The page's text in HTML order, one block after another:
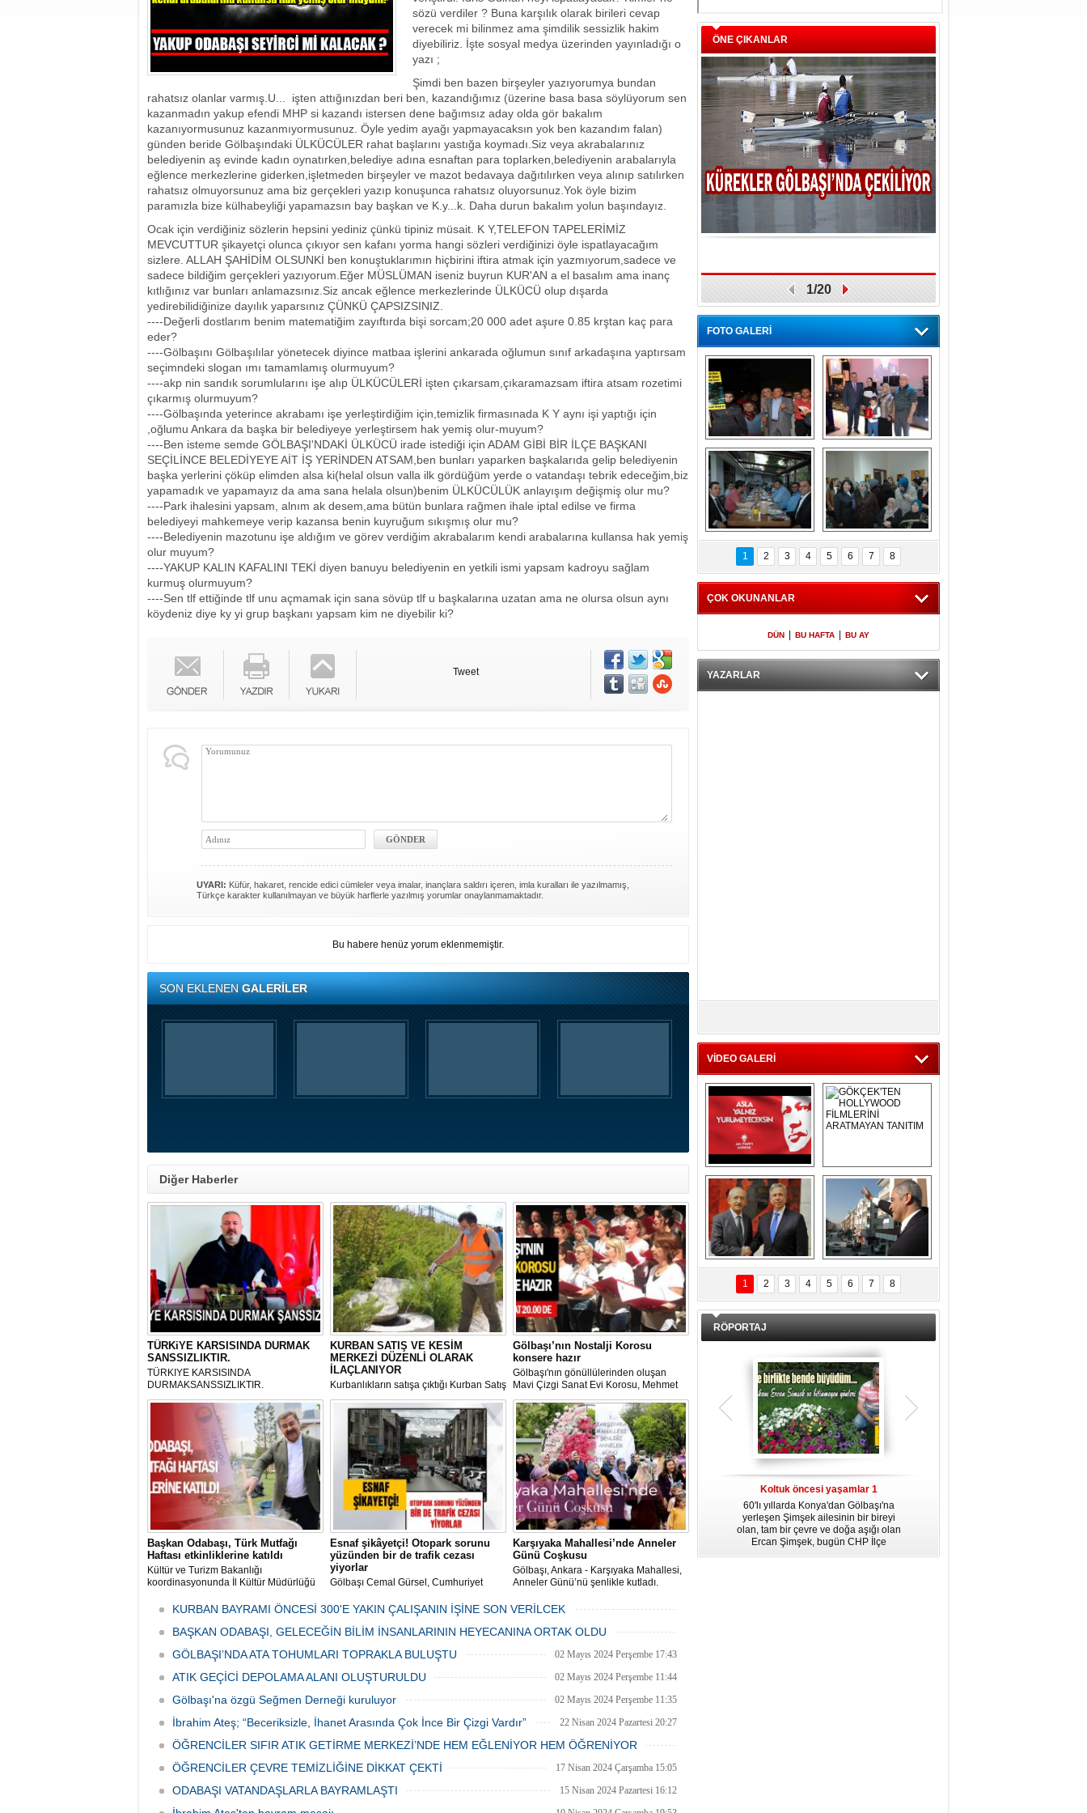
sözü verdiler ? Buna karşılık olarak birileri cevap
verecek mi bilinmez ama şimdilik sessizlik hakim
diyebiliriz. İşte sosyal medya üzerinden yayınladığı o
yazı ;
Şimdi ben bazen birşeyler yazıyorumya bundan
rahatsız olanlar varmış.U... işten attığınızdan beri ben, kazandığımız (üzerine basa basa söylüyorum sen
kazanmadın yakup efendi MHP si kazandı istersen dene bağımsız aday olda gör bakalım
kazanıyormusunuz kazanmıyormusunuz. Öyle yedim ayağı yapmayacaksın yok ben kazandım falan)
günden beride Gölbaşındaki ÜLKÜCÜLER rahat başlarını yastığa koymadı.Siz veya akrabalarınız
belediyenin aş evinde kadın oynatırken,belediye adına esnaftan para toplarken,belediyenin arabalarıyla
eğlence merkezlerine giderken,işletmeden birşeyler ve mazot bedavaya dağıtılırken veya alınıp satılırken
rahatsız olmuyorsunuz ama biz gerçekleri yazıp konuşunca rahatsız oluyorsunuz.Yok öyle bizim
paramızla bize külhabeyliği yapamazsın bay başkan ve K.y...k. Daha durun bakalım yolun başındayız.
Ocak için verdiğiniz sözlerin hepsini yediniz çünkü tipiniz müsait. K Y,TELEFON TAPELERİMİZ
MEVCUTTUR şikayetçi olunca çıkıyor sen kafanı yorma hangi sözleri verdiğinizi öyle ispatlayacağım
sizlere. ALLAH ŞAHİDİM OLSUNKİ ben konuştuklarımın hiçbirini iftira atmak için yazmıyorum,sadece ve
sadece bildiğim gerçekleri yazıyorum.Eğer MÜSLÜMAN iseniz buyrun KUR'AN a el basalım ama inanç
kıtlığınız var bunları anlamazsınız.Siz ancak eğlence merkezlerinde ÜLKÜCÜ olup dışarda
yedirebilidiğinize dayılık yaparsınız ÇÜNKÜ ÇAPSIZSINIZ.
----Değerli dostlarım benim matematiğim zayıftırda bişi sorcam;20 000 adet aşure 0.85 krştan kaç para
eder?
----Gölbaşını Gölbaşılılar yönetecek diyince matbaa işlerini ankarada oğlumun sınıf arkadaşına yaptırsam
seçimndeki slogan ımı tamamlamış olurmuyum?
----akp nin sandık sorumlularını işe alıp ÜLKÜCÜLERİ işten çıkarsam,çıkaramazsam iftira atsam rozetimi
çıkarmış olurmuyum?
----Gölbaşında yeterince akrabamı işe yerleştirdiğim için,temizlik firmasınada K Y aynı işi yaptığı için
,oğlumu Ankara da başka bir belediyeye yerleştirsem hak yemiş olur-muyum?
----Ben isteme semde GÖLBAŞI'NDAKİ ÜLKÜCÜ irade istediği için ADAM GİBİ BİR İLÇE BAŞKANI
SEÇİLİNCE BELEDİYEYE AİT İŞ YERİNDEN ATSAM,ben bunları yaparken başkalarıda gelip belediyenin
başka yerlerini çöküp elimden alsa ki(helal olsun valla ilk gördüğüm yerde o vatandaşı tebrik edeceğim,biz
yapamadık ve yapamayız da ama sana helala olsun)benim ÜLKÜCÜLÜK anlayışım değişmiş olur mu?
----Park ihalesini yapsam, alnım ak desem,ama bütün bunlara rağmen ihale iptal edilse ve firma
belediyeyi mahkemeye verip kazansa benin kuyruğum sıkışmış olur mu?
----Belediyenin mazotunu işe aldığım ve görev verdiğim akrabalarım kendi arabalarına kullansa hak yemiş
olur muyum?
----YAKUP KALIN KAFALINI TEKİ diyen banuyu belediyenin en yetkili ismi yapsam kadroyu sağlam
kurmuş olurmuyum?
----Sen tlf ettiğinde tlf unu açmamak için sana sövüp tlf u başkalarına uzatan ama ne olursa olsun aynı
köydeniz diye ky yi grup başkanı yapsam kim ne diyebilir ki?
Tweet
UYARI: Küfür, hakaret, rencide edici cümleler veya imalar, inançlara saldırı içeren, imla kuralları ile yazılmamış,
Türkçe karakter kullanılmayan ve büyük harflerle yazılmış yorumlar onaylanmamaktadır.
Bu habere henüz yorum eklenmemiştir.
SON EKLENENGALERİLER
Diğer Haberler
TÜRKiYE KARSISINDA DURMAK
SANSSIZLIKTIR.
TÜRKIYE KARSISINDA
DURMAKSANSSIZLIKTIR.
KURBAN SATIŞ VE KESİM
MERKEZİ DÜZENLİ OLARAK
İLAÇLANIYOR
Kurbanlıkların satışa çıktığı Kurban Satış
ve Kesim Merkezi, haşere ve
mikropların önüne geçilmesi amacıyla
her gün Gölbaşı Belediyesi ekipleri
tarafından düzenli olarak ilaçlanıyor.
Gölbaşı’nın Nostalji Korosu
konsere hazır
Gölbaşı'nın gönüllülerinden oluşan
Mavi Çizgi Sanat Evi Korosu, Mehmet
Akif Ersoy Kültür Merkezi’nde vereceği
konsere hızır.
Başkan Odabaşı, Türk Mutfağı
Haftası etkinliklerine katıldı
Kültür ve Turizm Bakanlığı
koordinasyonunda İl Kültür Müdürlüğü
Haftası" etkinlikleri Ankara'da devam
Esnaf şikâyetçi! Otopark sorunu
yüzünden bir de trafik cezası
yiyorlar
Gölbaşı Cemal Gürsel, Cumhuriyet
bulunan esnaf ve alışverişe gelen
vatandaşlar park cezaları yüzünden
canından bezdi.
Karşıyaka Mahallesi’nde Anneler
Günü Coşkusu
Gölbaşı, Ankara - Karşıyaka Mahallesi,
Anneler Günü’nü şenlikle kutladı.
öncülüğünde düzenlenen 1. Karşıyaka
KURBAN BAYRAMI ÖNCESİ 300'E YAKIN ÇALIŞANIN İŞİNE SON VERİLCEK
06 Mayıs 2024 Pazartesi 15:47
BAŞKAN ODABAŞI, GELECEĞİN BİLİM İNSANLARININ HEYECANINA ORTAK OLDU
06 Mayıs 2024 Pazartesi 15:31
GÖLBAŞI’NDA ATA TOHUMLARI TOPRAKLA BULUŞTU 02 Mayıs 2024 Perşembe 17:43
ATIK GEÇİCİ DEPOLAMA ALANI OLUŞTURULDU 02 Mayıs 2024 Perşembe 11:44
Gölbaşı'na özgü Seğmen Derneği kuruluyor 02 Mayıs 2024 Perşembe 11:35
İbrahim Ateş; “Beceriksizle, İhanet Arasında Çok İnce Bir Çizgi Vardır” 22 Nisan 2024 Pazartesi 20:27
ÖĞRENCİLER SIFIR ATIK GETİRME MERKEZİ’NDE HEM EĞLENİYOR HEM ÖĞRENİYOR
20 Nisan 2024 Cumartesi 15:26
ÖĞRENCİLER ÇEVRE TEMİZLİĞİNE DİKKAT ÇEKTİ 17 Nisan 2024 Çarşamba 15:05
ODABAŞI VATANDAŞLARLA BAYRAMLAŞTI 15 Nisan 2024 Pazartesi 16:12
ÖNE ÇIKANLAR
1/20
FOTO GALERİ
Gölbaşı GAZZE
İÇİN YÜRÜDÜ
Kaymakamlıktan
iftar yemeği
Kaymakamlıktan
iftar yemeği
NERGÜL
YILDIRIM SEÇİM
BÜROSUNU AÇTI
1 2 3 4 5 6 7 8
ÇOK OKUNANLAR
DÜN BU HAFTA BU AY
YAZARLAR
VİDEO GALERİ
Asla Yalnız
Yürümeyeceksin
Uzun Adam
GÖKÇEK'TEN
HOLLYWOOD
FİLMLERİNİ
ARATMAYAN
TANITIM
DAL İÇERİ ZÜBÜK!
ERCAN ŞİMŞEK
GÖLBAŞI'NDA
KASIRGA ETKİSİ
YARATTI !
1 2 3 4 5 6 7 8
RÖPORTAJ
Koltuk öncesi yaşamlar 1
60'lı yıllarda Konya'dan Gölbaşı'na
yerleşen Şimşek ailesinin bir bireyi
olan, tam bir çevre ve doğa aşığı olan
Ercan Şimşek, bugün CHP İlçe
Başkanlığı yaptığı Gölbaşı'nda yaşam
Teşrik tekbiri nedir? Ne anlama gelir?